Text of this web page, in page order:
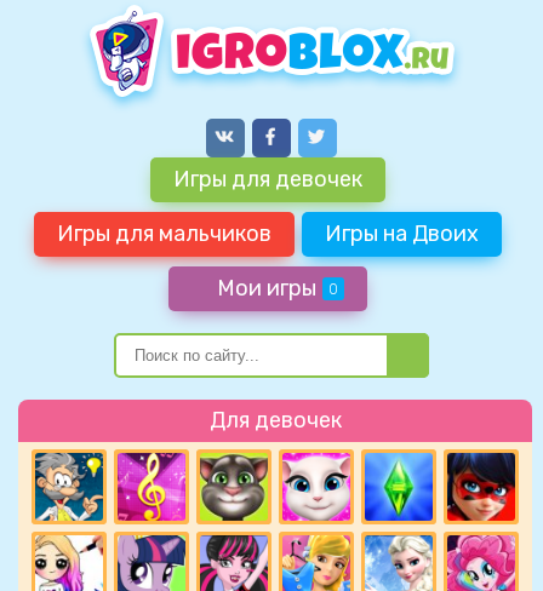
Игры для девочек
Игры для мальчиков Игры на Двоих
Мои игры 0
Для девочек